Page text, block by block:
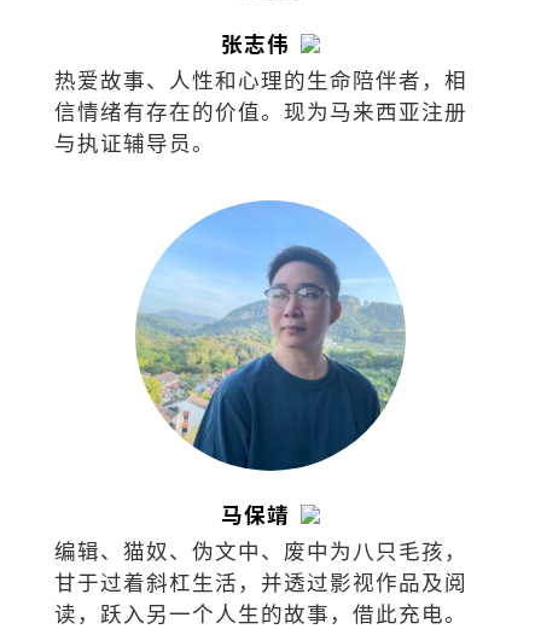
张志伟
热爱故事、人性和心理的生命陪伴者，相
信情绪有存在的价值。现为马来西亚注册
与执证辅导员。
马保靖
编辑、猫奴、伪文中、废中为八只毛孩，
甘于过着斜杠生活，并透过影视作品及阅
读，跃入另一个人生的故事，借此充电。